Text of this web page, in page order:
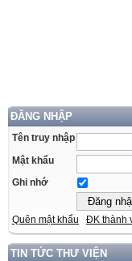
ĐĂNG NHẬP
Tên truy nhập
Mật khẩu
Ghi nhớ
Quên mật khẩu ĐK thành
TIN TỨC THƯ VIỆN